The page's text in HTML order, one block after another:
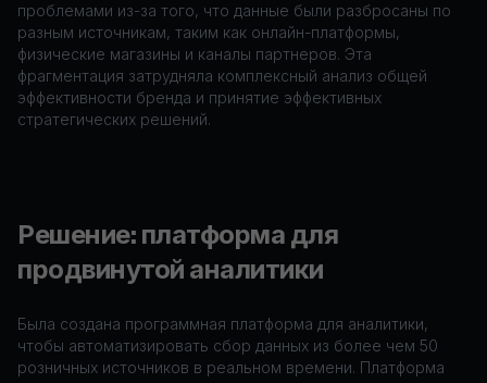
проблемами из-за того, что данные были разбросаны по
разным источникам, таким как онлайн-платформы,
физические магазины и каналы партнеров. Эта
фрагментация затрудняла комплексный анализ общей
эффективности бренда и принятие эффективных
стратегических решений.
Решение: платформа для
продвинутой аналитики
Была создана программная платформа для аналитики,
чтобы автоматизировать сбор данных из более чем 50
розничных источников в реальном времени. Платформа